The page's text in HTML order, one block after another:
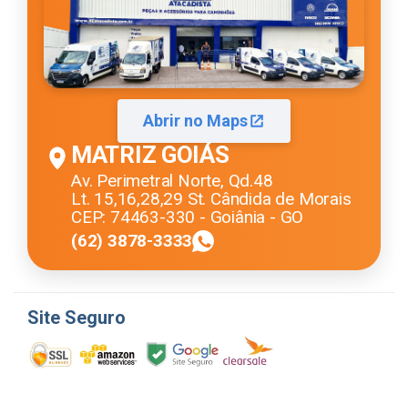
Abrir no Maps
MATRIZ GOIÁS
Av. Perimetral Norte, Qd.48
Lt. 15,16,28,29 St. Cândida de Morais
CEP: 74463-330 - Goiânia - GO
(62) 3878-3333
Site Seguro